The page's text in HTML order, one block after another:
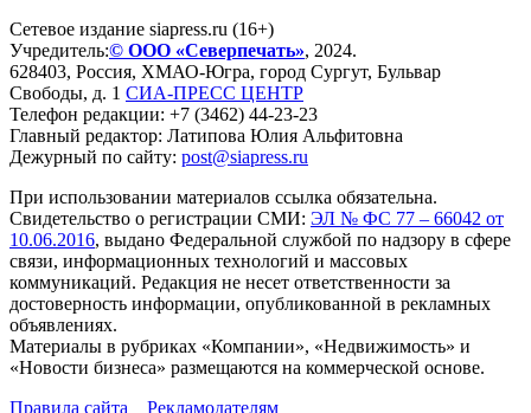
Сетевое издание siapress.ru (16+)
Учредитель:© ООО «Северпечать», 2024.
628403, Россия, ХМАО-Югра, город Сургут, Бульвар
Свободы, д. 1 СИА-ПРЕСС ЦЕНТР
Телефон редакции: +7 (3462) 44-23-23
Главный редактор: Латипова Юлия Альфитовна
Дежурный по сайту: post@siapress.ru
При использовании материалов ссылка обязательна.
Свидетельство о регистрации СМИ: ЭЛ № ФС 77 – 66042 от
10.06.2016, выдано Федеральной службой по надзору в сфере
связи, информационных технологий и массовых
коммуникаций. Редакция не несет ответственности за
достоверность информации, опубликованной в рекламных
объявлениях.
Материалы в рубриках «Компании», «Недвижимость» и
«Новости бизнеса» размещаются на коммерческой основе.
Правила сайта
Рекламодателям